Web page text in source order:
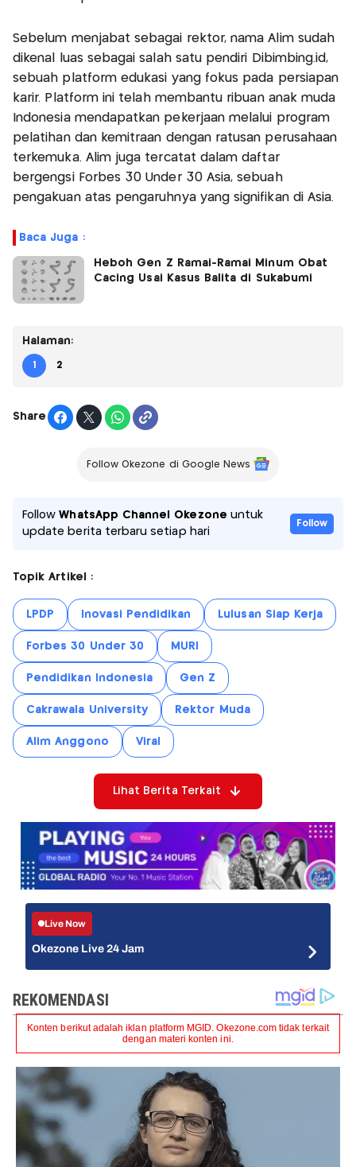
Sebelum menjabat sebagai rektor, nama Alim sudah
dikenal luas sebagai salah satu pendiri Dibimbing.id,
sebuah platform edukasi yang fokus pada persiapan
karir. Platform ini telah membantu ribuan anak muda
Indonesia mendapatkan pekerjaan melalui program
pelatihan dan kemitraan dengan ratusan perusahaan
terkemuka. Alim juga tercatat dalam daftar
bergengsi Forbes 30 Under 30 Asia, sebuah
pengakuan atas pengaruhnya yang signifikan di Asia.
Baca Juga :
Heboh Gen Z Ramai-Ramai Minum Obat
Cacing Usai Kasus Balita di Sukabumi
Halaman:
1 2
Share
Follow Okezone di Google News
FollowWhatsApp Channel Okezone untuk
update berita terbaru setiap hari
Follow
Topik Artikel :
LPDP Inovasi Pendidikan Lulusan Siap Kerja
Forbes 30 Under 30 MURI
Pendidikan Indonesia Gen Z
Cakrawala University Rektor Muda
Alim Anggono Viral
Lihat Berita Terkait
Live Now
Okezone Live 24 Jam